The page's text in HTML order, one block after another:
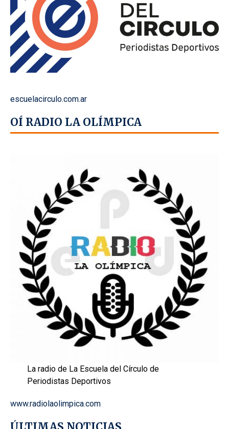
escuelacirculo.com.ar
OÍ RADIO LA OLÍMPICA
La radio de La Escuela del Círculo de
Periodistas Deportivos
www.radiolaolimpica.com